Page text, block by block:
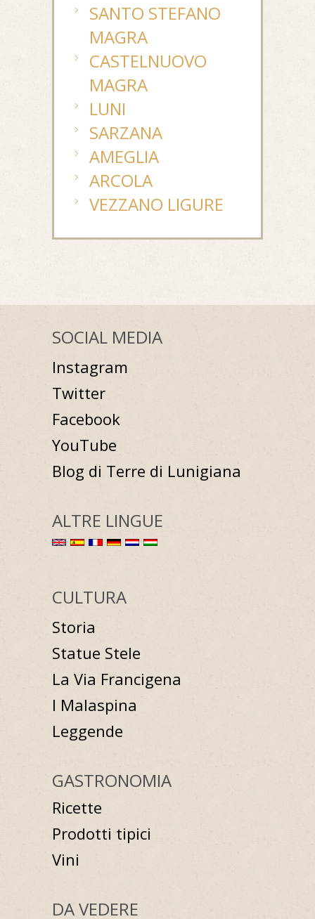
SANTO STEFANO
MAGRA
CASTELNUOVO
MAGRA
LUNI
SARZANA
AMEGLIA
ARCOLA
VEZZANO LIGURE
SOCIAL MEDIA
Instagram
Twitter
Facebook
YouTube
Blog di Terre di Lunigiana
ALTRE LINGUE
CULTURA
Storia
Statue Stele
La Via Francigena
I Malaspina
Leggende
GASTRONOMIA
Ricette
Prodotti tipici
Vini
DA VEDERE